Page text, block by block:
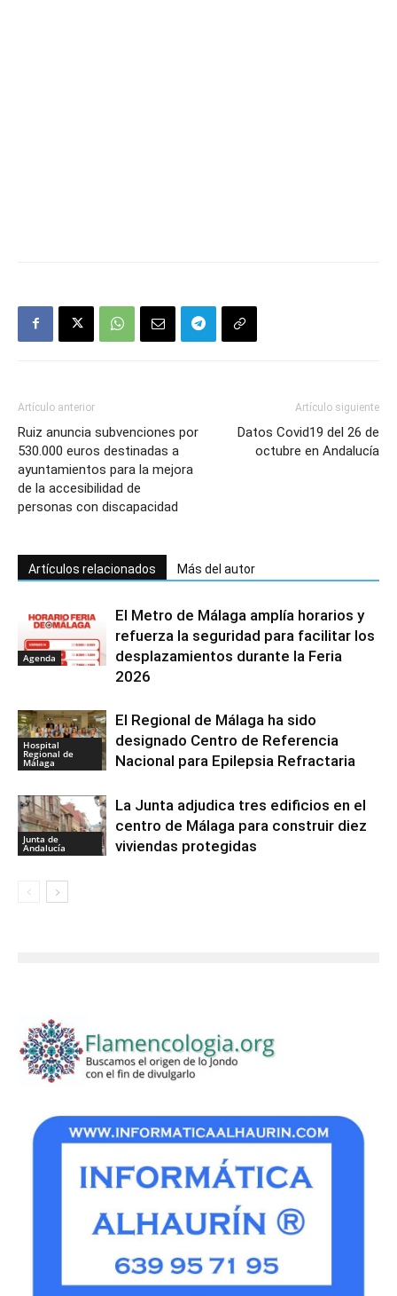
Artículo anterior
Ruiz anuncia subvenciones por
530.000 euros destinadas a
ayuntamientos para la mejora
de la accesibilidad de
personas con discapacidad
Artículo siguiente
Datos Covid19 del 26 de
octubre en Andalucía
Artículos relacionados Más del autor
Agenda
El Metro de Málaga amplía horarios y
refuerza la seguridad para facilitar los
desplazamientos durante la Feria
2026
Hospital
Regional de
Málaga
El Regional de Málaga ha sido
designado Centro de Referencia
Nacional para Epilepsia Refractaria
Junta de
Andalucía
La Junta adjudica tres edificios en el
centro de Málaga para construir diez
viviendas protegidas